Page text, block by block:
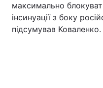
максимально
інсинуації з боку
підсумував Коваленко.